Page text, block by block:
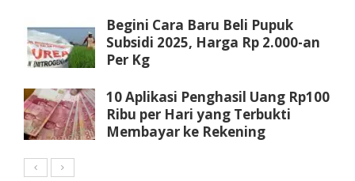
Begini Cara Baru Beli Pupuk
Subsidi 2025, Harga Rp 2.000-an
Per Kg
10 Aplikasi Penghasil Uang Rp100
Ribu per Hari yang Terbukti
Membayar ke Rekening